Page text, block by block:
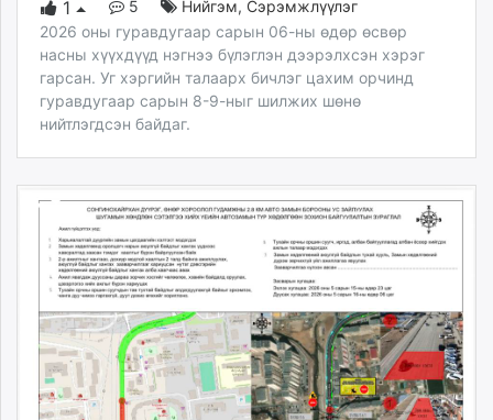
1 5 Нийгэм, Сэрэмжлүүлэг
2026 оны гуравдугаар сарын 06-ны өдөр өсвөр
насны хүүхдүүд нэгнээ бүлэглэн дээрэлхсэн хэрэг
гарсан. Уг хэргийн талаарх бичлэг цахим орчинд
гуравдугаар сарын 8-9-ныг шилжих шөнө
нийтлэгдсэн байдаг.